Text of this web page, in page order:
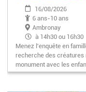
16/08/2026
6 ans-10 ans
Ambronay
à 14h30 ou 16h30
Menez l'enquête en
recherche des
monument avec les